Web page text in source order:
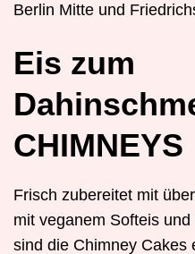
Berlin Mitte und
Eis zum
CHIMNEYS
Frisch zubereitet mit
mit veganem Softeis
sind die Chimney Cakes